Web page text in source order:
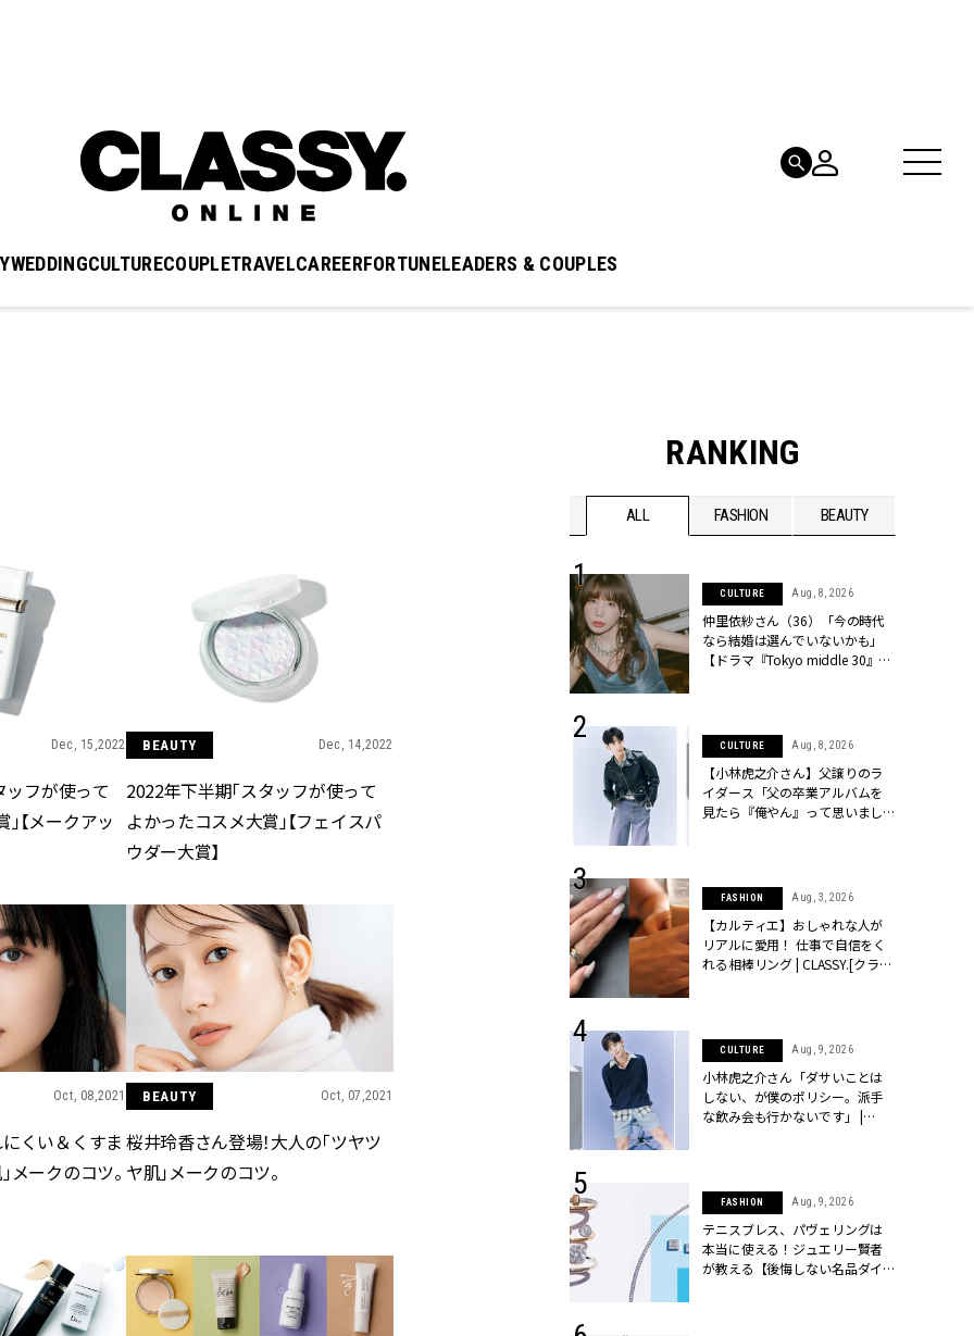
WEDDINGCULTURECOUPLETRAVELCAREERFORTUNELEADERS & COUPLES
Dec, 15,2022
ッフが使って
【メークアッ
BEAUTY Dec, 14,2022
2022年下半期「スタッフが使って
よかったコスメ大賞」【フェイスパ
ウダー大賞】
Oct, 08,2021
くい＆くすま
メークのコツ。
BEAUTY Oct, 07,2021
桜井玲香さん登場！大人の「ツヤツ
ヤ肌」メークのコツ。
RANKING
ALL FASHION BEAUTY
【エルメス】初の本格リップケ
アコレクション誕生！憧れのア
イテムで唇をもっと美しく |
BEAUTY Aug, 7, 2026
2,000円台〜3,000円台の名品3選
｜30代美容ライターが正直レビ
ュー | CLASSY.[クラッシィ]
【毛穴沼からの脱出】みんなが
リアルに行き着いた“アワード総
なめ”の「神コスメ」３選 |
CLASSY.[クラッシィ]
BEAUTY Aug, 8, 2026
“盛りすぎない”がトレンド！
【最旬マスカラ4選】さりげない
ボリュームと絶妙カラー |
CLASSY.[クラッシィ]
ンス』５選 | CLASSY.[クラッシ
ィ]
ダルジュエリー』４選 | CLASSY.
[クラッシィ]
【堀田茜さん】2025年秋の挙
式・披露宴の全容をレポート＜
CLASSY.[クラッシィ]
エピソードも | CLASSY.[クラッシ
ィ]
CULTURE Aug, 8, 2026
仲里依紗さん（36）「今の時代
なら結婚は選んでいないかも」
【ドラマ『Tokyo middle 30』イ
CULTURE Aug, 8, 2026
【小林虎之介さん】父譲りのラ
イダース「父の卒業アルバムを
見たら『俺やん』って思いまし
FASHION Aug, 3, 2026
【カルティエ】おしゃれな人が
リアルに愛用！ 仕事で自信をく
れる相棒リング | CLASSY.[クラッ
CULTURE Aug, 9, 2026
小林虎之介さん「ダサいことは
しない、が僕のポリシー。派手
な飲み会も行かないです」 |
FASHION Aug, 9, 2026
テニスブレス、パヴェリングは
本当に使える！ジュエリー賢者
が教える【後悔しない名品ダイ